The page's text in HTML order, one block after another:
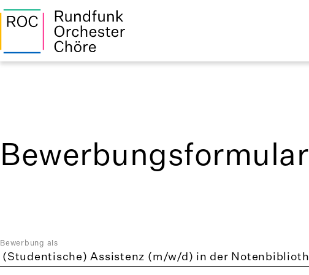
Bewerbungsformular
Bewerbung als